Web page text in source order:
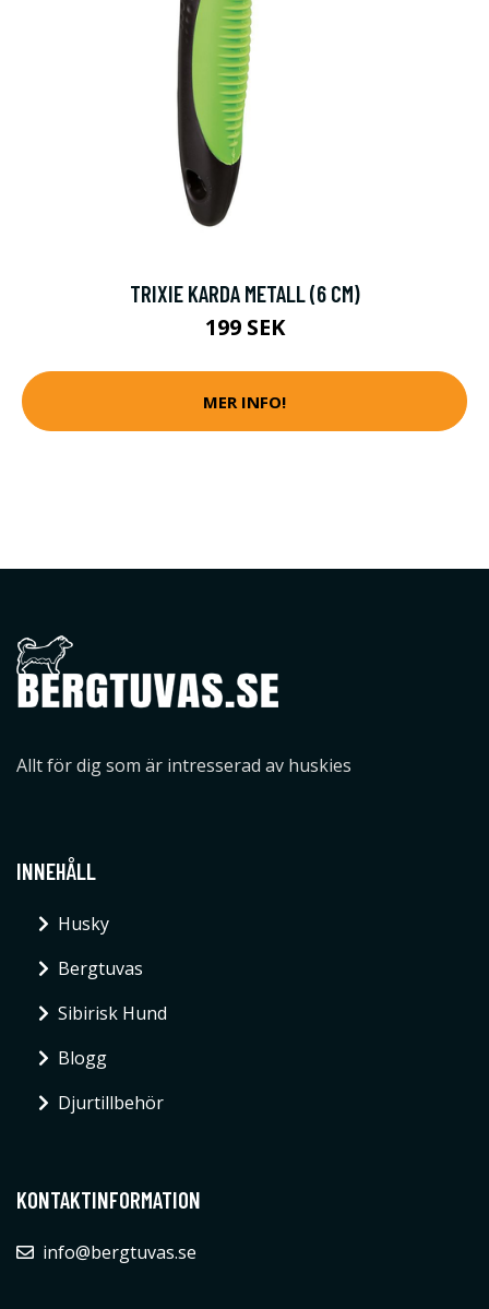
TRIXIE KARDA METALL (6 CM)
199 SEK
MER INFO!
Allt för dig som är intresserad av huskies
INNEHÅLL
Husky
Bergtuvas
Sibirisk Hund
Blogg
Djurtillbehör
KONTAKTINFORMATION
info@bergtuvas.se